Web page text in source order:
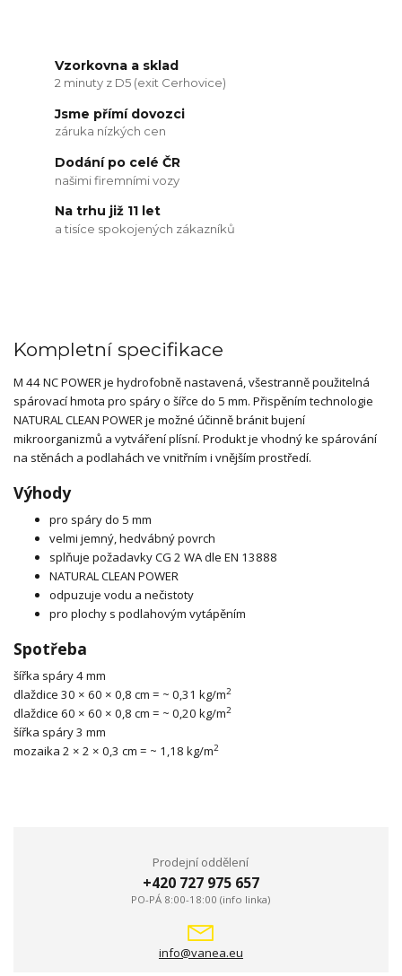
Vzorkovna a sklad
2 minuty z D5 (exit Cerhovice)
Jsme přímí dovozci
záruka nízkých cen
Dodání po celé ČR
našimi firemními vozy
Na trhu již 11 let
a tisíce spokojených zákazníků
Kompletní specifikace
M 44 NC POWER je hydrofobně nastavená, všestranně použitelná
spárovací hmota pro spáry o šířce do 5 mm. Přispěním technologie
NATURAL CLEAN POWER je možné účinně bránit bujení
mikroorganizmů a vytváření plísní. Produkt je vhodný ke spárování
na stěnách a podlahách ve vnitřním i vnějším prostředí.
Výhody
pro spáry do 5 mm
velmi jemný, hedvábný povrch
splňuje požadavky CG 2 WA dle EN 13888
NATURAL CLEAN POWER
odpuzuje vodu a nečistoty
pro plochy s podlahovým vytápěním
Spotřeba
šířka spáry 4 mm
dlaždice 30 × 60 × 0,8 cm = ~ 0,31 kg/m2
dlaždice 60 × 60 × 0,8 cm = ~ 0,20 kg/m2
šířka spáry 3 mm
mozaika 2 × 2 × 0,3 cm = ~ 1,18 kg/m2
Prodejní oddělení
+420 727 975 657
PO-PÁ 8:00-18:00 (info linka)
info@vanea.eu